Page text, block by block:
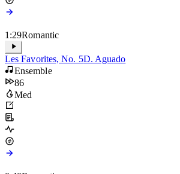
1:29Romantic
Les Favorites, No. 5
Ensemble